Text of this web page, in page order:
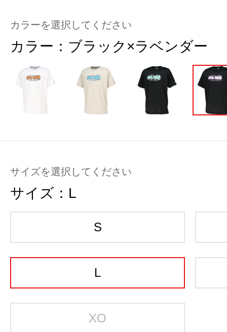
カラーを選択してください
カラー： ブラック×ラベンダー
サイズを選択してください
サイズ： L
S
L
XO